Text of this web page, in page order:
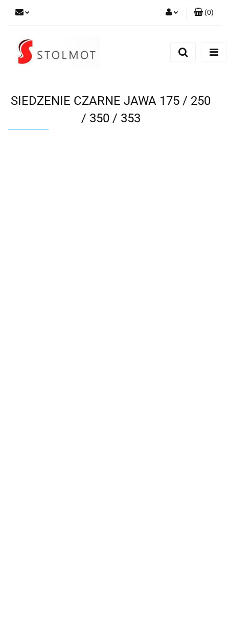
(0)
SIEDZENIE CZARNE JAWA 175 / 250
/ 350 / 353